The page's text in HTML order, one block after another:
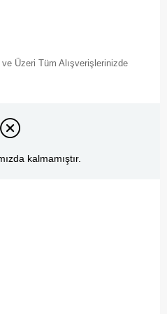
Üzeri Tüm Alışverişlerinizde
kalmamıştır.